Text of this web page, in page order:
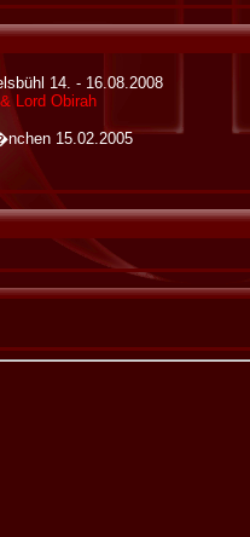
14. - 16.08.2008
Lord Obirah
15.02.2005